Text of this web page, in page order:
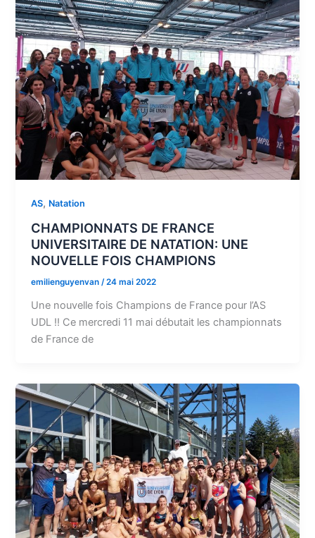
AS, Natation
CHAMPIONNATS DE FRANCE
UNIVERSITAIRE DE NATATION: UNE
NOUVELLE FOIS CHAMPIONS
emilienguyenvan/24 mai 2022
Une nouvelle fois Champions de France pour l’AS
UDL !! Ce mercredi 11 mai débutait les championnats
de France de